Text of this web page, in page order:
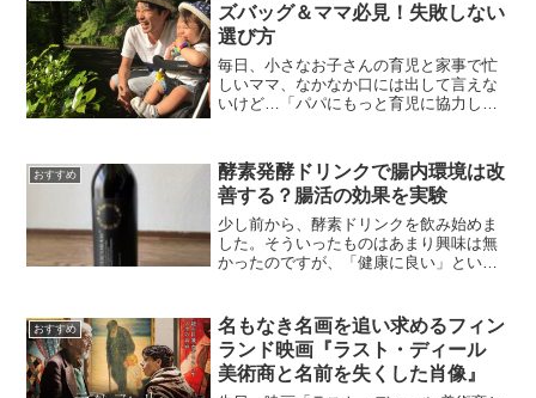
ズバッグ＆ママ必見！失敗しない
選び方
毎日、小さなお子さんの育児と家事で忙
しいママ、なかなか口には出して言えな
いけど…「パパにもっと育児に協力して
ママ。 平日はともかく休日も、なんだか
ちっとも休めない…。...
おすすめ
酵素発酵ドリンクで腸内環境は改
善する？腸活の効果を実験
少し前から、酵素ドリンクを飲み始めま
した。そういったものはあまり興味は無
かったのですが、「健康に良い」という
ットなどではじめられる方が多いと思い
ます。そっちのほうが有名...
おすすめ
名もなき名画を追い求めるフィン
ランド映画『ラスト・ディール
美術商と名前を失くした肖像』